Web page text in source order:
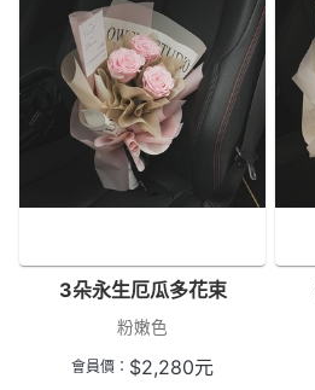
3朵永生厄瓜多花束
粉嫩色
會員價： $2,280元